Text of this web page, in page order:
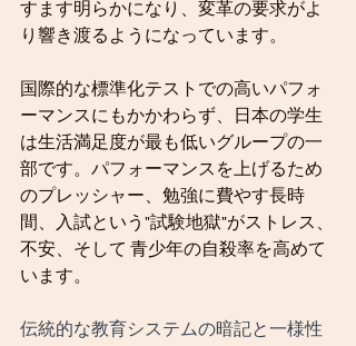
すます明らかになり、変革の要求がよ
り響き渡るようになっています。
国際的な標準化テストでの高いパフォ
ーマンスにもかかわらず、日本の学生
は生活満足度が最も低いグループの一
部です。パフォーマンスを上げるため
のプレッシャー、勉強に費やす長時
間、入試という"試験地獄"がストレス、
不安、そして 青少年の自殺率を高めて
います。
伝統的な教育システムの暗記と一様性